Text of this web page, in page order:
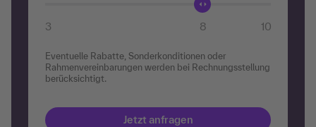
3 8 10
Eventuelle Rabatte, Sonderkonditionen oder
Rahmenvereinbarungen werden bei Rechnungsstellung
berücksichtigt.
Jetzt anfragen